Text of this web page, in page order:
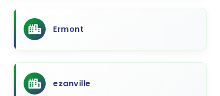
Ermont
ezanville